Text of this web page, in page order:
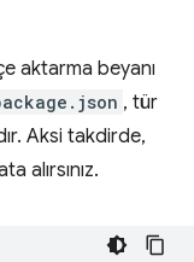
aktarma beyanı
, tür
Aksi takdirde,
alırsınız.